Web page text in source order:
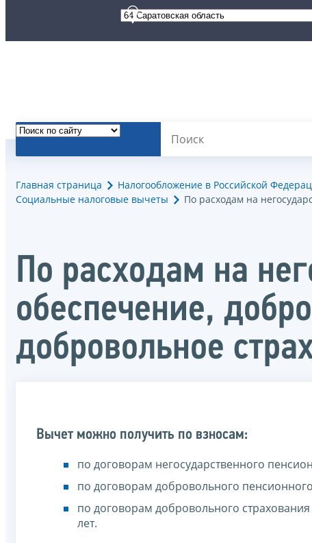
Главная страница Налогообложение в Российской
Социальные налоговые вычеты
По расходам на
По расходам на
обеспечение,
добровольное
Вычет можно получить по взносам:
по договорам негосударственного
по договорам добровольного
по договорам добровольного
лет.